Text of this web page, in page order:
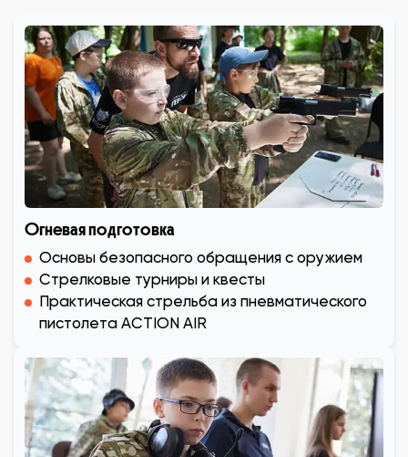
Огневая подготовка
Основы безопасного обращения с оружием
Стрелковые турниры и квесты
Практическая стрельба из пневматического
пистолета ACTION AIR